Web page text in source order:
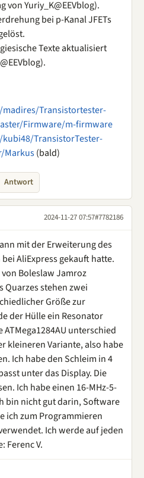
von Yuriy_K@EEVblog).
bei p-Kanal JFETs
Texte aktualisiert
Transistortester-
Firmware/m-firmware
TransistorTester-
Markus(bald)
Antwort
2024-11-27 07:57#7782186
mit der Erweiterung des
AliExpress gekauft hatte.
Boleslaw Jamroz
Quarzes stehen zwei
Größe zur
der Hülle ein Resonator
unterschied
kleineren Variante, also habe
Ich habe den Schleim in 4
unter das Display. Die
Ich habe einen 16-MHz-5-
bin nicht gut darin, Software
ich zum Programmieren
Ich werde auf jeden
Ferenc V.